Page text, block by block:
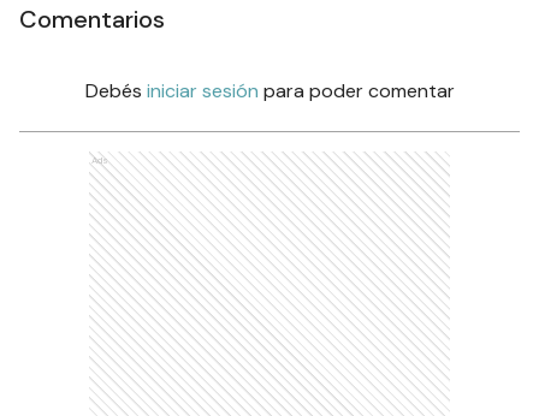
Comentarios
Debés iniciar sesión para poder comentar
Ads